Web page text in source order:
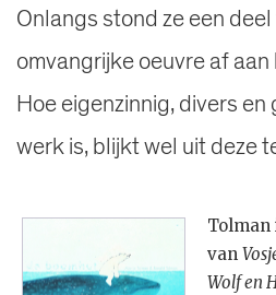
Onlangs stond ze een
omvangrijke oeuvre af aan
Hoe eigenzinnig, divers
werk is, blijkt wel uit deze
Tolman
van
Wolf en